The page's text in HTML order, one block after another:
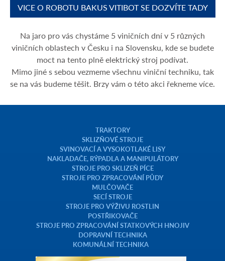
VICE O ROBOTU BAKUS VITIBOT SE DOZVÍTE TADY
Na jaro pro vás chystáme 5 viničních dní v 5 různých
viničních oblastech v Česku i na Slovensku, kde se budete
moct na tento plně elektrický stroj podívat.
Mimo jiné s sebou vezmeme všechnu viniční techniku, tak
se na vás budeme těšit. Brzy vám o této akci řekneme více.
TRAKTORY
SKLIZŇOVÉ STROJE
SVINOVACÍ A VYSOKOTLAKÉ LISY
NAKLADAČE, RÝPADLA A MANIPULÁTORY
STROJE PRO SKLIZEŇ PÍCE
STROJE PRO ZPRACOVÁNÍ PŮDY
MULČOVAČE
SECÍ STROJE
STROJE PRO VÝŽIVU ROSTLIN
POSTŘIKOVAČE
STROJE PRO ZPRACOVÁNÍ STATKOVÝCH HNOJIV
DOPRAVNÍ TECHNIKA
KOMUNÁLNÍ TECHNIKA